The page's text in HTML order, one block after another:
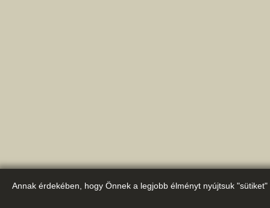
Annak érdekében, hogy Önnek a legjobb élményt nyújtsuk